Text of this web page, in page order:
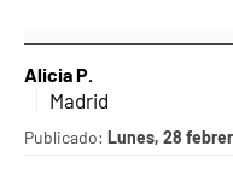
Alicia P.
Madrid
Publicado: Lunes, 28